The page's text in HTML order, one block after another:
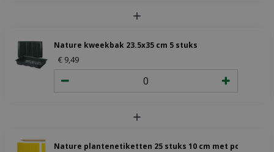
Nature kweekbak 23.5x35 cm 5 stuks
€ 949
Nature plantenetiketten 25 stuks 10 cm met potlood